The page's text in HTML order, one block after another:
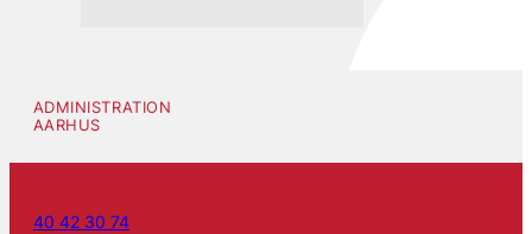
ADMINISTRATION
AARHUS
40 42 30 74